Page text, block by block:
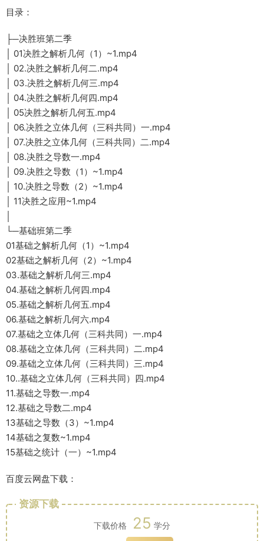
目录：
├─决胜班第二季
│ 01决胜之解析几何（1）~1.mp4
│ 02.决胜之解析几何二.mp4
│ 03.决胜之解析几何三.mp4
│ 04.决胜之解析几何四.mp4
│ 05决胜之解析几何五.mp4
│ 06.决胜之立体几何（三科共同）一.mp4
│ 07.决胜之立体几何（三科共同）二.mp4
│ 08.决胜之导数一.mp4
│ 09.决胜之导数（1）~1.mp4
│ 10.决胜之导数（2）~1.mp4
│ 11决胜之应用~1.mp4
└─基础班第二季
01基础之解析几何（1）~1.mp4
02基础之解析几何（2）~1.mp4
03.基础之解析几何三.mp4
04.基础之解析几何四.mp4
05.基础之解析几何五.mp4
06.基础之解析几何六.mp4
07.基础之立体几何（三科共同）一.mp4
08.基础之立体几何（三科共同）二.mp4
09.基础之立体几何（三科共同）三.mp4
10..基础之立体几何（三科共同）四.mp4
11.基础之导数一.mp4
12.基础之导数二.mp4
13基础之导数（3）~1.mp4
14基础之复数~1.mp4
15基础之统计（一）~1.mp4
百度云网盘下载：
资源下载
下载价格 25 学分